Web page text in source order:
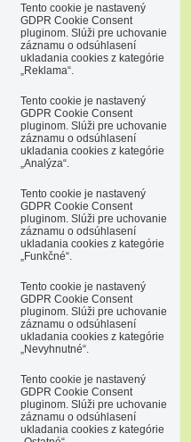
Tento cookie je nastavený
GDPR Cookie Consent
pluginom. Slúži pre uchovanie
záznamu o odsúhlasení
ukladania cookies z kategórie
„Reklama“.
Tento cookie je nastavený
GDPR Cookie Consent
pluginom. Slúži pre uchovanie
záznamu o odsúhlasení
ukladania cookies z kategórie
„Analýza“.
Tento cookie je nastavený
GDPR Cookie Consent
pluginom. Slúži pre uchovanie
záznamu o odsúhlasení
ukladania cookies z kategórie
„Funkčné“.
Tento cookie je nastavený
GDPR Cookie Consent
pluginom. Slúži pre uchovanie
záznamu o odsúhlasení
ukladania cookies z kategórie
„Nevyhnutné“.
Tento cookie je nastavený
GDPR Cookie Consent
pluginom. Slúži pre uchovanie
záznamu o odsúhlasení
ukladania cookies z kategórie